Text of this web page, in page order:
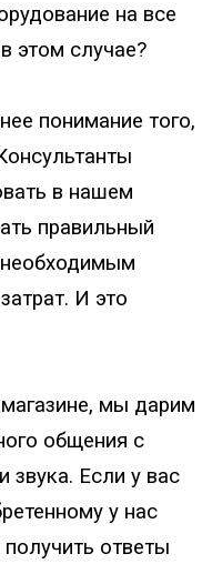
на все
этом случае?
понимание того,
в нашем
правильный
И это
мы дарим
общения с
звука. Если у вас
у нас
ответы